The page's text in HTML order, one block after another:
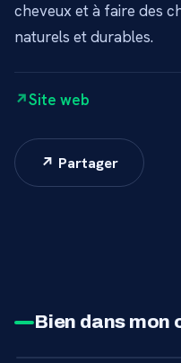
cheveux et à faire des
naturels et durables.
Site web
↗ Partager
Bien dans mon